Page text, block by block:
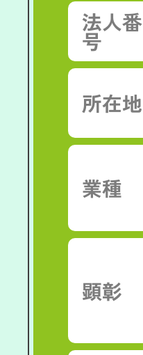
法人番
号
所在地
業種
顕彰